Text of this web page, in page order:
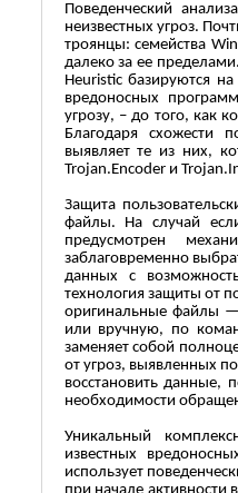
Поведенческий
неизвестных угроз.
троянцы: семейства
далеко за ее
Heuristic базируются
вредоносных
угрозу, – до того, как
Благодаря схожести
выявляет те из них,
Trojan.Encoder и
Защита
файлы. На случай
предусмотрен
заблаговременно
данных с
технология защиты от
оригинальные файлы
или вручную, по
заменяет собой
от угроз, выявленных
восстановить данные,
необходимости
Уникальный
известных
использует